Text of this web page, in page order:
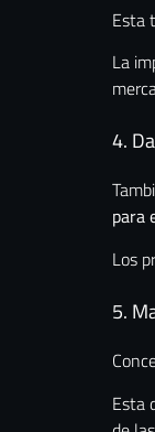
Esta
La
4.
para
Los
5.
Esta